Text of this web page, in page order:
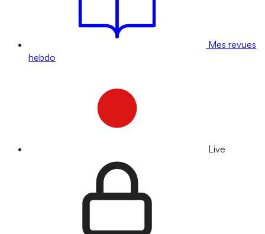
Mes revues
hebdo
Live